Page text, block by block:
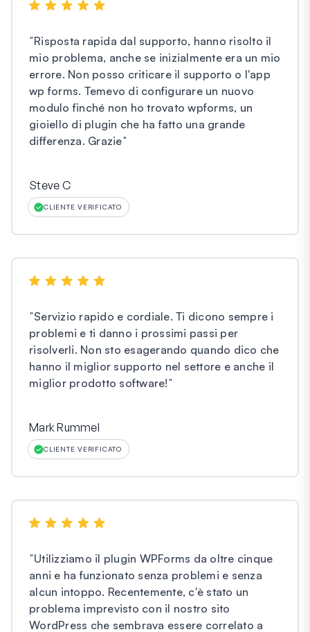
"Risposta rapida dal supporto, hanno risolto il
mio problema, anche se inizialmente era un mio
errore. Non posso criticare il supporto o l'app
wp forms. Temevo di configurare un nuovo
modulo finché non ho trovato wpforms, un
gioiello di plugin che ha fatto una grande
differenza. Grazie"
Steve C
CLIENTE VERIFICATO
"Servizio rapido e cordiale. Ti dicono sempre i
problemi e ti danno i prossimi passi per
risolverli. Non sto esagerando quando dico che
hanno il miglior supporto nel settore e anche il
miglior prodotto software!"
Mark Rummel
CLIENTE VERIFICATO
"Utilizziamo il plugin WPForms da oltre cinque
anni e ha funzionato senza problemi e senza
alcun intoppo. Recentemente, c'è stato un
problema imprevisto con il nostro sito
WordPress che sembrava essere correlato a